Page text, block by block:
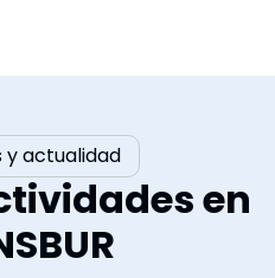
y actualidad
en